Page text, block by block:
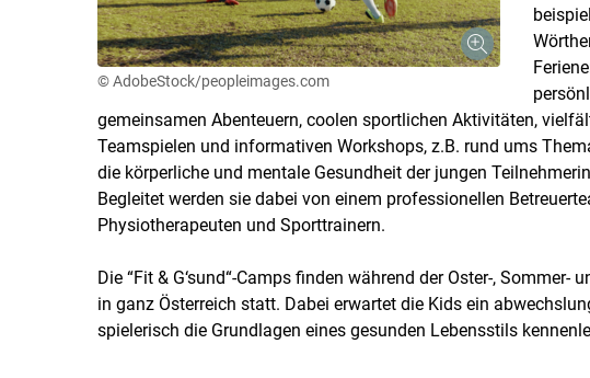
© AdobeStock/peopleimages.com
gemeinsamen Abenteuern, coolen sportlichen Aktivitäten,
Teamspielen und informativen Workshops, z.B. rund ums
die körperliche und mentale Gesundheit der jungen
Begleitet werden sie dabei von einem professionellen
Physiotherapeuten und Sporttrainern.
Die “Fit & G‘sund“-Camps finden während der Oster-,
in ganz Österreich statt. Dabei erwartet die Kids ein
spielerisch die Grundlagen eines gesunden Lebensstils